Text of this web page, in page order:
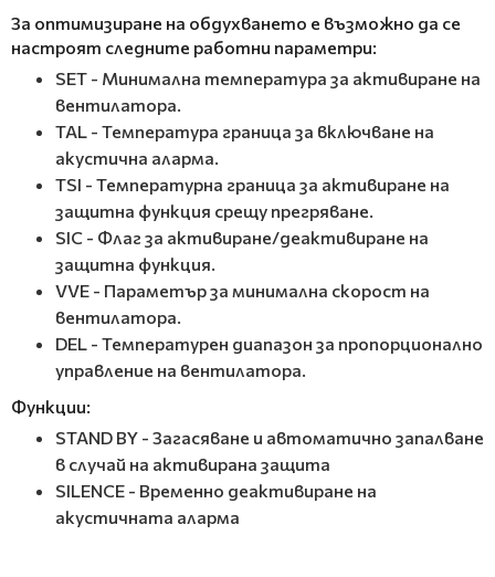
За оптимизиране на обдухването е възможно да се
настроят следните работни параметри:
SET - Минимална температура за активиране на
вентилатора.
TAL - Температура граница за включване на
акустична аларма.
TSI - Температурна граница за активиране на
защитна функция срещу прегряване.
SIC - Флаг за активиране/деактивиране на
защитна функция.
VVE - Параметър за минимална скорост на
вентилатора.
DEL - Температурен диапазон за пропорционално
управление на вентилатора.
Функции:
STAND BY - Загасяване и автоматично запалване
в случай на активирана защита
SILENCE - Временно деактивиране на
акустичната аларма